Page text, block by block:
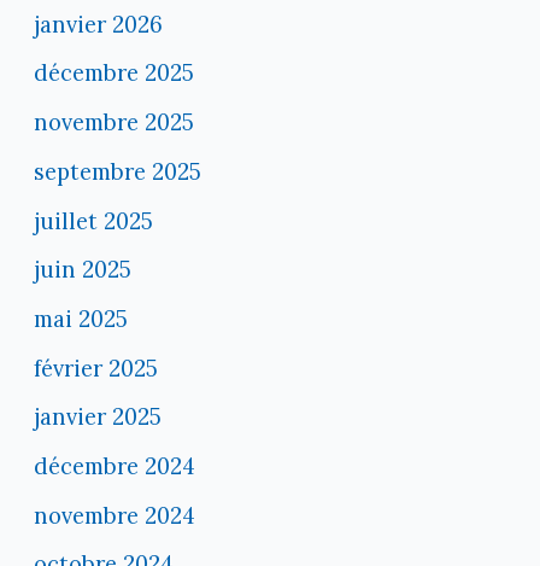
janvier 2026
décembre 2025
novembre 2025
septembre 2025
juillet 2025
juin 2025
mai 2025
février 2025
janvier 2025
décembre 2024
novembre 2024